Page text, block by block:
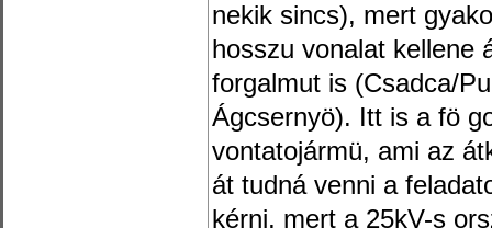
nekik sincs), mert
hosszu vonalat kellene
forgalmut is (Csadca/
Ágcsernyö). Itt is a fö
vontatojármü, ami az
át tudná venni a
kérni, mert a 25kV-s